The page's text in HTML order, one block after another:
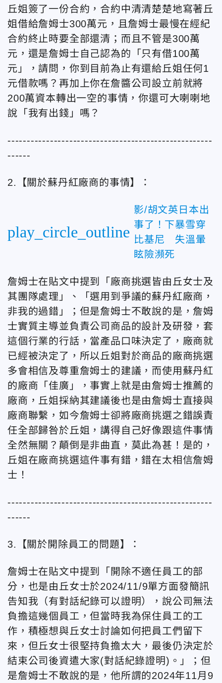
丘姐簽了一份合約，合約中清清楚楚地寫著丘
姐借給詹姆士300萬元，且詹姆士最慢在經紀
合約終止時要全部還清；而且不管是300萬
元，還是詹姆士自己認為的「只有借100萬
元」，請問，你到目前為止有還給丘姐任何1
元借款嗎？再加上你在詹醬公司設立前就將
200萬資本轉出一空的事情，你還可大喇喇地
說「我有出錢」嗎？
-----------------------------------------------------
------
2.【關於蘇丹紅廠商的事情】：
play_circle_outline
影/胡文英日本出
事了！下暴雪穿
比基尼 失溫暈
眩險瀕死
詹姆士在貼文中提到「廠商挑選皆由丘女士及
其團隊處理」、「選用到爭議的蘇丹紅廠商，
非我的過錯」；但是詹姆士不敢說的是，詹姆
士實質主導並負責公司商品的設計及研發，套
這個行業的行話，當產品口味決定了，廠商就
已經被決定了，所以丘姐對於商品的廠商挑選
多會相信及尊重詹姆士的建議，而使用蘇丹紅
的廠商「佳廣」，事實上就是由詹姆士推薦的
廠商，丘姐採納其建議後也是由詹姆士直接與
廠商聯繫，如今詹姆士卻將廠商挑選之錯誤責
任全部歸咎於丘姐，講得自己好像跟這件事情
全然無關？顛倒是非曲直，莫此為甚！是的，
丘姐在廠商挑選這件事有錯，錯在太相信詹姆
士！
-----------------------------------------------------
------
3.【關於開除員工的問題】：
詹姆士在貼文中提到「開除不適任員工的部
分，也是由丘女士於2024/11/9單方面發簡訊
告知我（有對話紀錄可以證明），說公司無法
負擔這幾個員工，但當時我為保住員工的工
作，積極想與丘女士討論如何把員工們留下
來，但丘女士很堅持負擔太大，最後仍決定於
結束公司後資遣大家(對話紀錄證明)。」；但
是詹姆士不敢說的是，他所謂的2024年11月9